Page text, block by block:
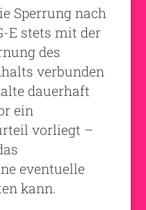
Sperrung nach
E stets mit der
des
verbunden
dauerhaft
ein
vorliegt –
eventuelle
kann.